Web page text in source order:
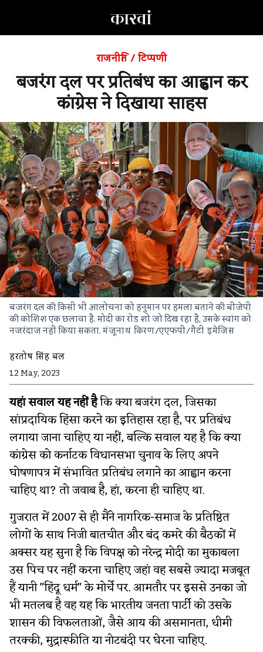
राजनीति/टिप्पणी
बजरंग दल पर प्रतिबंध का आह्वान कर
कांग्रेस ने दिखाया साहस
बजरंग दल की किसी भी आलोचना को हनुमान पर हमला बताने की बीजेपी
की कोशिश एक छलावा है. मोदी का रोड शो जो दिख रहा है, उसके स्वांग को
नजरंदाज नहीं किया सकता.मंजूनाथ किरण/एएफपी/गैटी इमेजिस
हरतोष सिंह बल
12 May, 2023
यहां सवाल यह नहीं हैकि क्या बजरंग दल, जिसका
सांप्रदायिक हिंसा करने का इतिहास रहा है, पर प्रतिबंध
लगाया जाना चाहिए या नहीं, बल्कि सवाल यह है कि क्या
कांग्रेस को कर्नाटक विधानसभा चुनाव के लिए अपने
घोषणापत्र में संभावित प्रतिबंध लगाने का आह्वान करना
चाहिए था? तो जवाब है, हां, करना ही चाहिए था.
गुजरात में 2007 से ही मैंने नागरिक-समाज के प्रतिष्ठित
लोगों के साथ निजी बातचीत और बंद कमरे की बैठकों में
अक्सर यह सुना है कि विपक्ष को नरेन्द्र मोदी का मुकाबला
उस पिच पर नहीं करना चाहिए जहां वह सबसे ज्यादा मजबूत
हैं यानी "हिंदू धर्म" के मोर्चे पर. आमतौर पर इससे उनका जो
भी मतलब है वह यह कि भारतीय जनता पार्टी को उसके
शासन की विफलताओं, जैसे आय की असमानता, धीमी
तरक्की, मुद्रास्फीति या नोटबंदी पर घेरना चाहिए.